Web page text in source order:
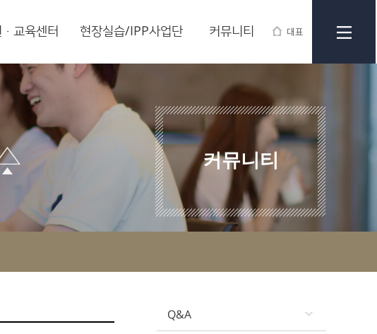
대표
·교육센터 현장실습/IPP사업단 커뮤니티
커뮤니티
Q&A